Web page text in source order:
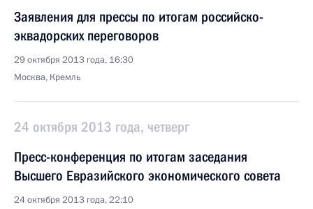
Заявления для прессы по итогам российско-
эквадорских переговоров
29 октября 2013 года, 16:30
Москва, Кремль
24 октября 2013 года, четверг
Пресс-конференция по итогам заседания
Высшего Евразийского экономического совета
24 октября 2013 года, 22:10